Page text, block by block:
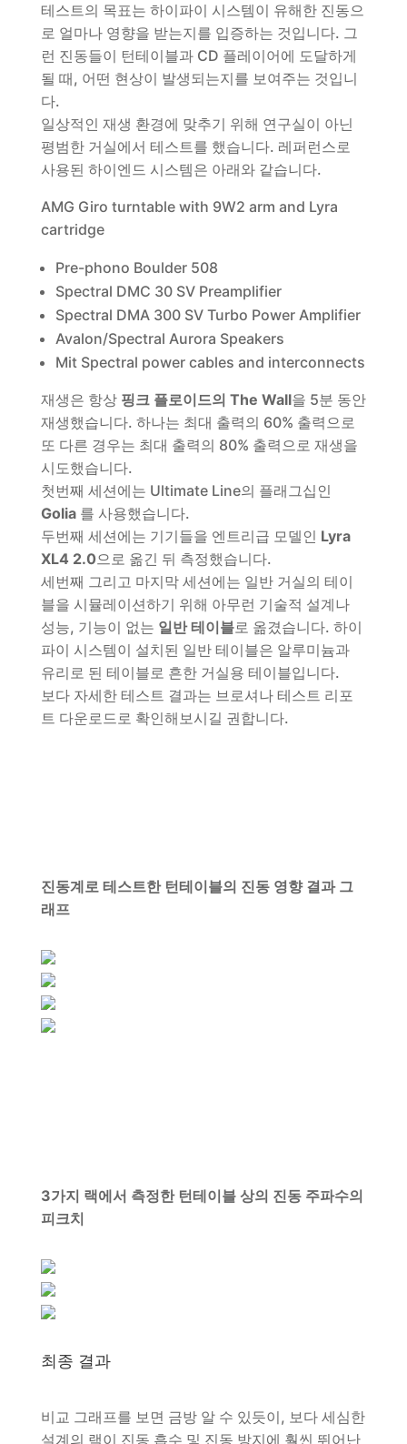
테스트의 목표는 하이파이 시스템이 유해한 진동으
로 얼마나 영향을 받는지를 입증하는 것입니다. 그
런 진동들이 턴테이블과 CD 플레이어에 도달하게
될 때, 어떤 현상이 발생되는지를 보여주는 것입니
다.
일상적인 재생 환경에 맞추기 위해 연구실이 아닌
평범한 거실에서 테스트를 했습니다. 레퍼런스로
사용된 하이엔드 시스템은 아래와 같습니다.
AMG Giro turntable with 9W2 arm and Lyra
cartridge
Pre-phono Boulder 508
Spectral DMC 30 SV Preamplifier
Spectral DMA 300 SV Turbo Power Amplifier
Avalon/Spectral Aurora Speakers
Mit Spectral power cables and interconnects
재생은 항상 핑크 플로이드의 The Wall을 5분 동안
재생했습니다. 하나는 최대 출력의 60% 출력으로
또 다른 경우는 최대 출력의 80% 출력으로 재생을
시도했습니다.
첫번째 세션에는 Ultimate Line의 플래그십인
Golia를 사용했습니다.
두번째 세션에는 기기들을 엔트리급 모델인 Lyra
XL4 2.0으로 옮긴 뒤 측정했습니다.
세번째 그리고 마지막 세션에는 일반 거실의 테이
블을 시뮬레이션하기 위해 아무런 기술적 설계나
성능, 기능이 없는 일반 테이블로 옮겼습니다. 하이
파이 시스템이 설치된 일반 테이블은 알루미늄과
유리로 된 테이블로 흔한 거실용 테이블입니다.
보다 자세한 테스트 결과는 브로셔나 테스트 리포
트 다운로드로 확인해보시길 권합니다.
진동계로 테스트한 턴테이블의 진동 영향 결과 그
래프
3가지 랙에서 측정한 턴테이블 상의 진동 주파수의
피크치
최종 결과
비교 그래프를 보면 금방 알 수 있듯이, 보다 세심한
설계의 랙이 진동 흡수 및 진동 방지에 훨씬 뛰어난